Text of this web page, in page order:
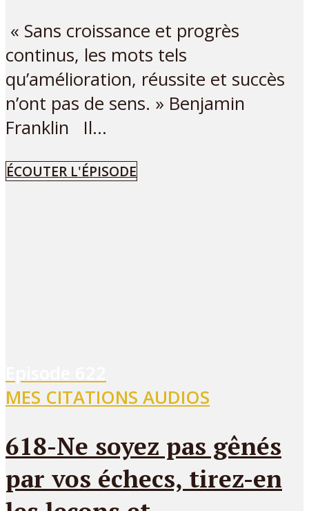
« Sans croissance et progrès
continus, les mots tels
qu’amélioration, réussite et succès
n’ont pas de sens. » Benjamin
Franklin Il...
ÉCOUTER L'ÉPISODE
MES CITATIONS AUDIOS
618-Ne soyez pas gênés
par vos échecs, tirez-en